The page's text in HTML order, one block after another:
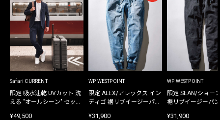
Safari CURRENT
限定 吸水速乾 UVカット 洗
える "オールシーン" セット
¥49,500
WP WESTPOINT
限定 ALEX/アレックス イン
ディゴ 裾リブイージーパン
¥31,900
WP WESTPOINT
限定 SEAN/ショー
裾リブイージーパ
¥31,900